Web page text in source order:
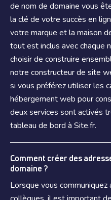
de nom de domaine vous
la clé de votre succès en
votre marque et la maison
tout est inclus avec chaque
choisir de construire
notre constructeur de site
si vous préférez utiliser les
hébergement web pour
deux services sont activés
tableau de bord à Site.fr.
Comment créer des
domaine ?
Lorsque vous